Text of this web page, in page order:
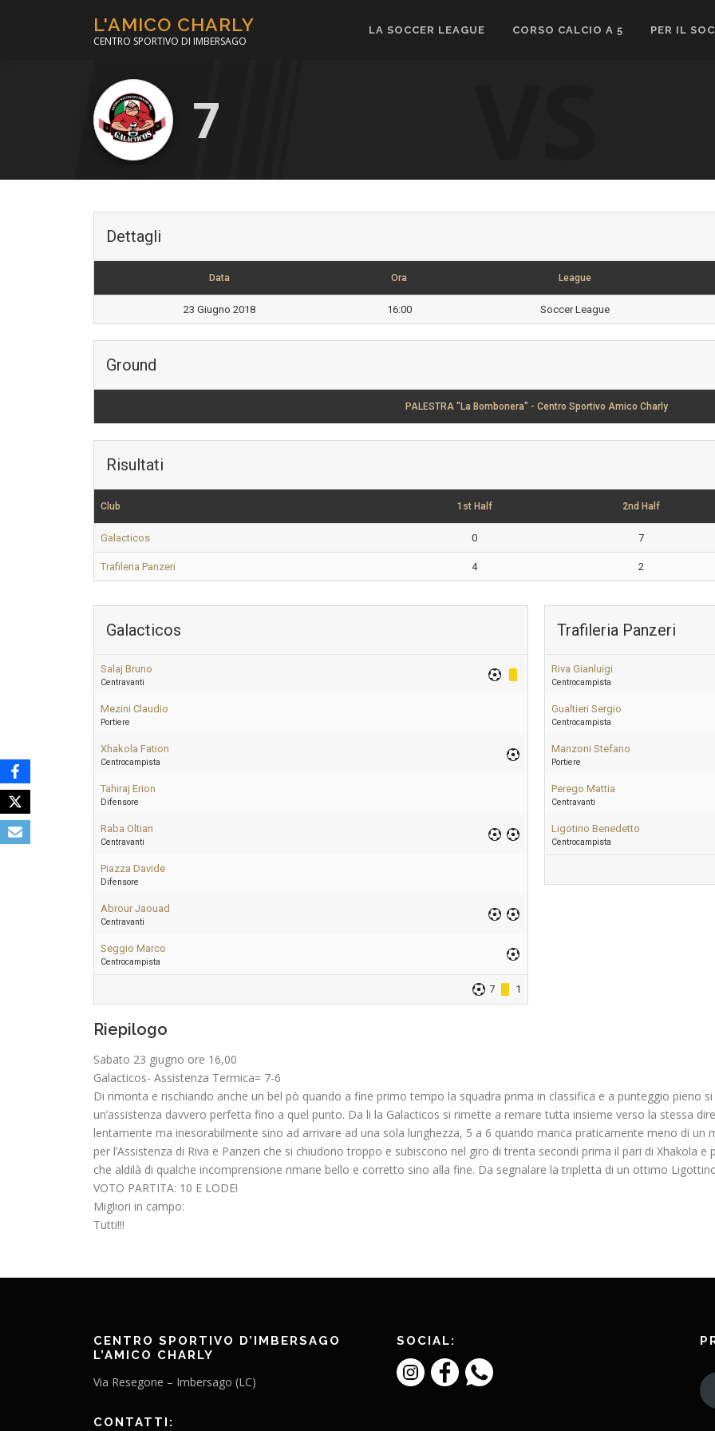
L'AMICO CHARLY
CENTRO SPORTIVO DI IMBERSAGO
LA SOCCER LEAGUE CORSO CALCIO A 5 PER IL
7
Dettagli
Data Ora League
23 Giugno 2018 16:00 Soccer League
Ground
PALESTRA "La Bombonera" - Centro Sportivo Amico Charly
Risultati
Club 1st Half 2nd Half
Galacticos 0 7
Trafileria Panzeri 4 2
Galacticos
Salaj Bruno
Centravanti
Mezini Claudio
Portiere
Xhakola Fation
Centrocampista
Tahiraj Erion
Difensore
Raba Oltian
Centravanti
Piazza Davide
Difensore
Abrour Jaouad
Centravanti
Seggio Marco
Centrocampista
7 1
Trafileria Panzeri
Riva Gianluigi
Centrocampista
Gualtieri Sergio
Centrocampista
Manzoni Stefano
Portiere
Perego Mattia
Centravanti
Ligotino Benedetto
Centrocampista
Riepilogo
Sabato 23 giugno ore 16,00
Galacticos- Assistenza Termica= 7-6
Di rimonta e rischiando anche un bel pò quando a fine primo tempo la squadra prima in classifica e a punteggio pieno
un’assistenza davvero perfetta fino a quel punto. Da li la Galacticos si rimette a remare tutta insieme verso la stessa
lentamente ma inesorabilmente sino ad arrivare ad una sola lunghezza, 5 a 6 quando manca praticamente meno di
per l’Assistenza di Riva e Panzeri che si chiudono troppo e subiscono nel giro di trenta secondi prima il pari di Xhakola
che aldilà di qualche incomprensione rimane bello e corretto sino alla fine. Da segnalare la tripletta di un ottimo
VOTO PARTITA: 10 E LODE!
Migliori in campo:
Tutti!!!
CENTRO SPORTIVO D’IMBERSAGO
L’AMICO CHARLY
Via Resegone – Imbersago (LC)
CONTATTI:
SOCIAL: